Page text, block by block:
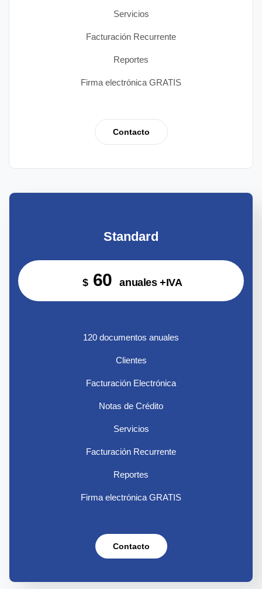
Servicios
Facturación Recurrente
Reportes
Firma electrónica GRATIS
Contacto
Standard
$ 60 anuales +IVA
120 documentos anuales
Clientes
Facturación Electrónica
Notas de Crédito
Servicios
Facturación Recurrente
Reportes
Firma electrónica GRATIS
Contacto